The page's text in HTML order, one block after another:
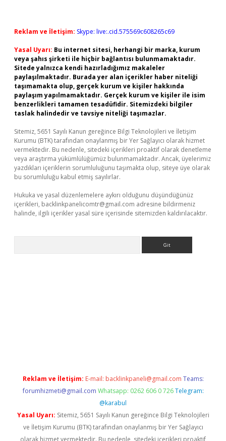
Reklam ve İletişim: Skype: live:.cid.575569c608265c69
Yasal Uyarı: Bu internet sitesi, herhangi bir marka, kurum
veya şahıs şirketi ile hiçbir bağlantısı bulunmamaktadır.
Sitede yalnızca kendi hazırladığımız makaleler
paylaşılmaktadır. Burada yer alan içerikler haber niteliği
taşımamakta olup, gerçek kurum ve kişiler hakkında
paylaşım yapılmamaktadır. Gerçek kurum ve kişiler ile isim
benzerlikleri tamamen tesadüfidir. Sitemizdeki bilgiler
taslak halindedir ve tavsiye niteliği taşımazlar.
Sitemiz, 5651 Sayılı Kanun gereğince Bilgi Teknolojileri ve İletişim
Kurumu (BTK) tarafından onaylanmış bir Yer Sağlayıcı olarak hizmet
vermektedir. Bu nedenle, sitedeki içerikleri proaktif olarak denetleme
veya araştırma yükümlülüğümüz bulunmamaktadır. Ancak, üyelerimiz
yazdıkları içeriklerin sorumluluğunu taşımakta olup, siteye üye olarak
bu sorumluluğu kabul etmiş sayılırlar.
Hukuka ve yasal düzenlemelere aykırı olduğunu düşündüğünüz
içerikleri, backlinkpanelicomtr@gmail.com adresine bildirmeniz
halinde, ilgili içerikler yasal süre içerisinde sitemizden kaldırılacaktır.
Reklam ve İletişim: E-mail: backlinkpaneli@gmail.com Teams:
forumhizmeti@gmail.com Whatsapp: 0262 606 0 726 Telegram:
@karabul
Yasal Uyarı: Sitemiz, 5651 Sayılı Kanun gereğince Bilgi Teknolojileri
ve İletişim Kurumu (BTK) tarafından onaylanmış bir Yer Sağlayıcı
olarak hizmet vermektedir. Bu nedenle, sitedeki içerikleri proaktif